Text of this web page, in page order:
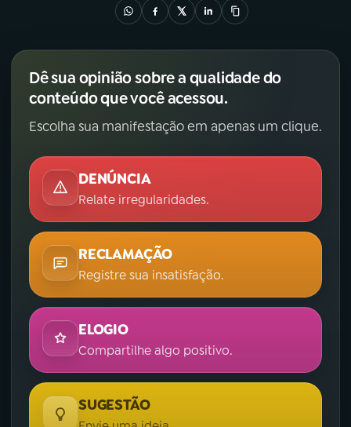
Dê sua opinião sobre a qualidade do
conteúdo que você acessou.
Escolha sua manifestação em apenas um clique.
DENÚNCIA
Relate irregularidades.
RECLAMAÇÃO
Registre sua insatisfação.
ELOGIO
Compartilhe algo positivo.
SUGESTÃO